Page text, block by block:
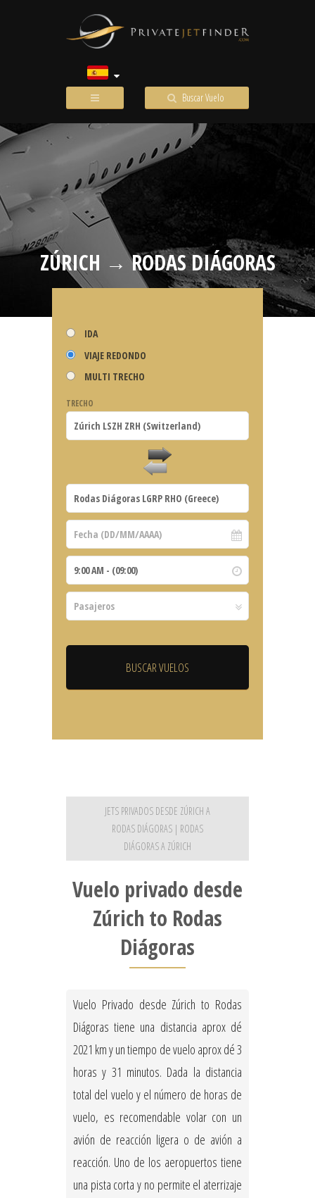
Buscar Vuelo
ZÚRICH → RODAS DIÁGORAS
IDA
VIAJE REDONDO
MULTI TRECHO
TRECHO
JETS PRIVADOS DESDE ZÚRICH A
RODAS DIÁGORAS | RODAS
DIÁGORAS A ZÚRICH
Vuelo privado desde
Zúrich to Rodas
Diágoras
Vuelo Privado desde Zúrich to Rodas
Diágoras tiene una distancia aprox dé
2021 km y un tiempo de vuelo aprox dé 3
horas y 31 minutos. Dada la distancia
total del vuelo y el número de horas de
vuelo, es recomendable volar con un
avión de reacción ligera o de avión a
reacción. Uno de los aeropuertos tiene
una pista corta y no permite el aterrizaje